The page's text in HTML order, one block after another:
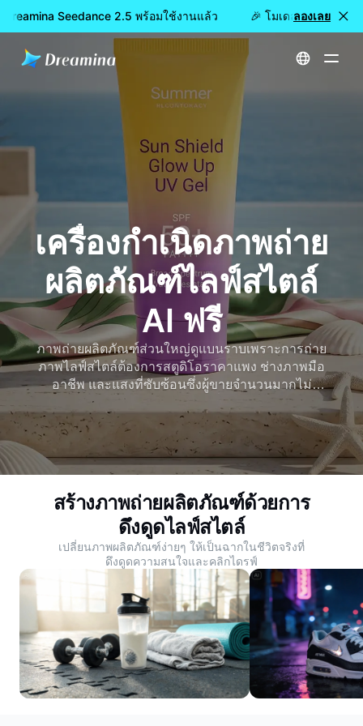
Seedance 2.5 พร้อมใช้งานแล้ว 🎉 โมเดลใหม่เปิดให้ใ
ลองเลย
หน้าหลัก สร้าง เครื่องกำเนิดภาพถ่ายผลิตภัณฑ์ไลฟ์สไตล์ AI ฟรี
เครื่องกำเนิดภาพถ่าย
ผลิตภัณฑ์ไลฟ์สไตล์
AI ฟรี
ภาพถ่ายผลิตภัณฑ์ส่วนใหญ่ดูแบนราบเพราะการถ่าย
ภาพไลฟ์สไตล์ต้องการสตูดิโอราคาแพง ช่างภาพมือ
อาชีพ และแสงที่ซับซ้อนซึ่งผู้ขายจำนวนมากไม่
สามารถจ่ายได้ Dreamina เปลี่ยนข้อความหรือ
รูปภาพที่เรียบง่ายให้เป็นภาพถ่ายผลิตภัณฑ์ไลฟ์สไตล์
ที่น่าทึ่ง เริ่มสร้างทันที
สร้างภาพถ่ายผลิตภัณฑ์ด้วยการ
ดึงดูดไลฟ์สไตล์
เปลี่ยนภาพผลิตภัณฑ์ง่ายๆ ให้เป็นฉากในชีวิตจริงที่
ดึงดูดความสนใจและคลิกไดรฟ์